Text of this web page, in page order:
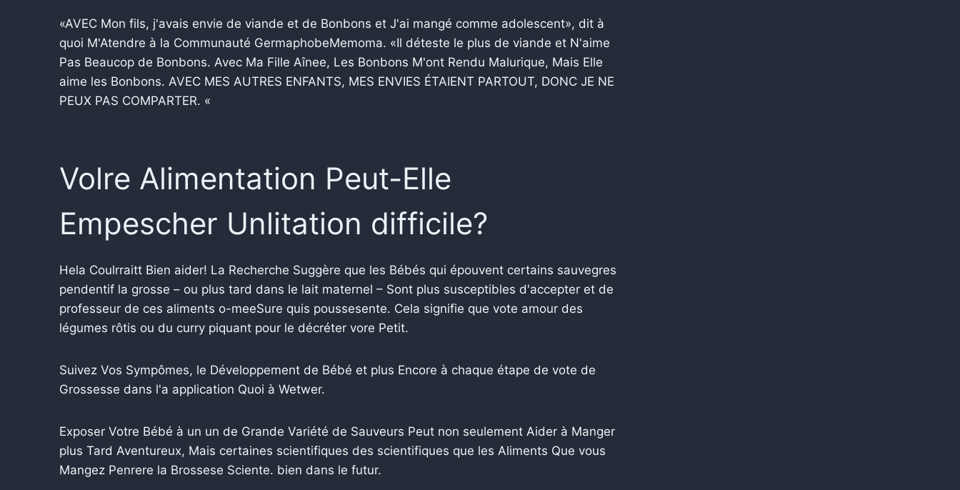
«AVEC Mon fils, j'avais envie de viande et de Bonbons et J'ai mangé comme adolescent», dit à
quoi M'Atendre à la Communauté GermaphobeMemoma. «Il déteste le plus de viande et N'aime
Pas Beaucop de Bonbons. Avec Ma Fille Aînee, Les Bonbons M'ont Rendu Malurique, Mais Elle
aime les Bonbons. AVEC MES AUTRES ENFANTS, MES ENVIES ÉTAIENT PARTOUT, DONC JE NE
PEUX PAS COMPARTER. «
Volre Alimentation Peut-Elle
Empescher Unlitation difficile?
Hela Coulrraitt Bien aider! La Recherche Suggère que les Bébés qui épouvent certains sauvegres
pendentif la grosse – ou plus tard dans le lait maternel – Sont plus susceptibles d'accepter et de
professeur de ces aliments o-meeSure quis poussesente. Cela signifie que vote amour des
légumes rôtis ou du curry piquant pour le décréter vore Petit.
Suivez Vos Sympômes, le Développement de Bébé et plus Encore à chaque étape de vote de
Grossesse dans l'a application Quoi à Wetwer.
Exposer Votre Bébé à un un de Grande Variété de Sauveurs Peut non seulement Aider à Manger
plus Tard Aventureux, Mais certaines scientifiques des scientifiques que les Aliments Que vous
Mangez Penrere la Brossese Sciente. bien dans le futur.